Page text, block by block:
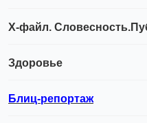
Х-файл.
Здоровье
Блиц-репортаж